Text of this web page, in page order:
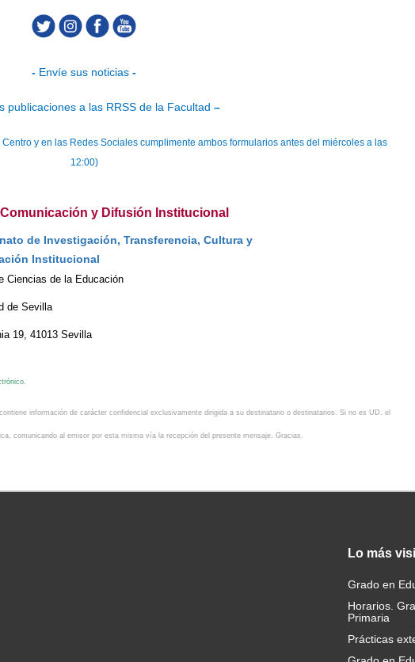
- Envíe sus noticias -
publicaciones a las RRSS de la Facultad –
y en las Redes Sociales cumplimente ambos formularios antes del miércoles a las
12:00)
y Difusión Institucional
de Investigación, Transferencia, Cultura y
Institucional
Ciencias de la Educación
de Sevilla
19, 41013 Sevilla
información de carácter confidencial exclusivamente dirigida a su destinatario o destinatarios. Si no es UD. el
comunicando al emisor por esta misma vía la recepción del presente mensaje. Gracias.
Lo más
Grado en
Horarios.
Primaria
Prácticas